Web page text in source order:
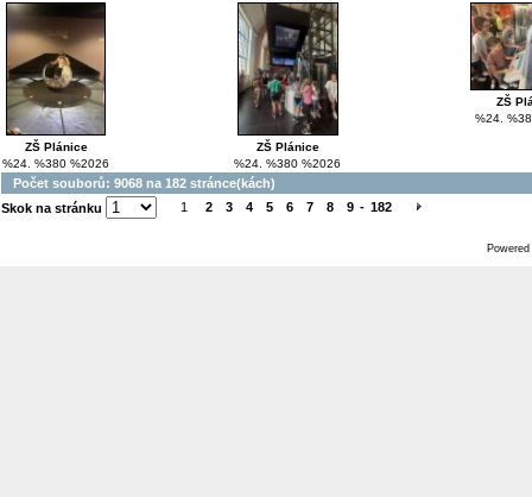
ZŠ Plánice
%24. %380 %2026
ZŠ Plánice
%24. %380 %2026
ZŠ
%24.
Počet souborů: 9068 na 182 stránce(kách)
Skok na stránku
1 2 3 4 5 6 7 8 9 - 182